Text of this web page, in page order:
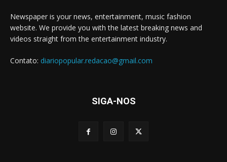
Newspaper is your news, entertainment, music fashion
website. We provide you with the latest breaking news and
videos straight from the entertainment industry.
Contato: diariopopular.redacao@gmail.com
SIGA-NOS